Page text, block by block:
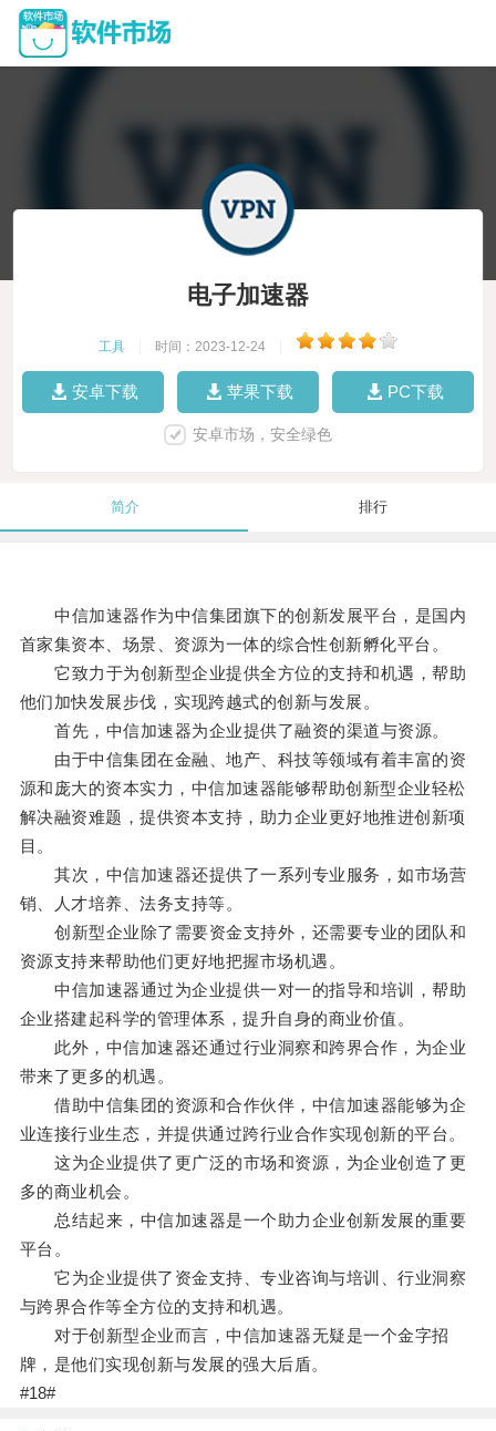
电子加速器
工具 时间：2023-12-24
安卓下载 苹果下载 PC下载
安卓市场，安全绿色
简介 排行
中信加速器作为中信集团旗下的创新发展平台，是国内
首家集资本、场景、资源为一体的综合性创新孵化平台。
它致力于为创新型企业提供全方位的支持和机遇，帮助
他们加快发展步伐，实现跨越式的创新与发展。
首先，中信加速器为企业提供了融资的渠道与资源。
由于中信集团在金融、地产、科技等领域有着丰富的资
源和庞大的资本实力，中信加速器能够帮助创新型企业轻松
解决融资难题，提供资本支持，助力企业更好地推进创新项
目。
其次，中信加速器还提供了一系列专业服务，如市场营
销、人才培养、法务支持等。
创新型企业除了需要资金支持外，还需要专业的团队和
资源支持来帮助他们更好地把握市场机遇。
中信加速器通过为企业提供一对一的指导和培训，帮助
企业搭建起科学的管理体系，提升自身的商业价值。
此外，中信加速器还通过行业洞察和跨界合作，为企业
带来了更多的机遇。
借助中信集团的资源和合作伙伴，中信加速器能够为企
业连接行业生态，并提供通过跨行业合作实现创新的平台。
这为企业提供了更广泛的市场和资源，为企业创造了更
多的商业机会。
总结起来，中信加速器是一个助力企业创新发展的重要
平台。
它为企业提供了资金支持、专业咨询与培训、行业洞察
与跨界合作等全方位的支持和机遇。
对于创新型企业而言，中信加速器无疑是一个金字招
牌，是他们实现创新与发展的强大后盾。
#18#